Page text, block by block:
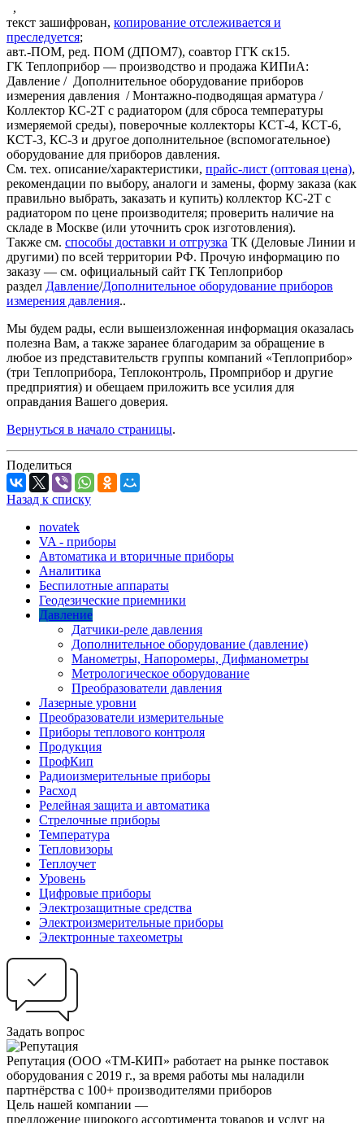
,
текст зашифрован, копирование отслеживается и
преследуется;
авт.-ПОМ, ред. ПОМ (ДПОМ7), соавтор ГГК ск15.
ГК Теплоприбор — производство и продажа КИПиА:
Давление / Дополнительное оборудование приборов
измерения давления / Монтажно-подводящая арматура /
Коллектор КС-2Т с радиатором (для сброса температуры
измеряемой среды), поверочные коллекторы КСТ-4, КСТ-6,
КСТ-3, КС-3 и другое дополнительное (вспомогательное)
оборудование для приборов давления.
См. тех. описание/характеристики, прайс-лист (оптовая цена),
рекомендации по выбору, аналоги и замены, форму заказа (как
правильно выбрать, заказать и купить) коллектор КС-2Т с
радиатором по цене производителя; проверить наличие на
складе в Москве (или уточнить срок изготовления).
Также см. способы доставки и отгрузка ТК (Деловые Линии и
другими) по всей территории РФ. Прочую информацию по
заказу — см. официальный сайт ГК Теплоприбор
раздел Давление/Дополнительное оборудование приборов
измерения давления..
Мы будем рады, если вышеизложенная информация оказалась
полезна Вам, а также заранее благодарим за обращение в
любое из представительств группы компаний «Теплоприбор»
(три Теплоприбора, Теплоконтроль, Промприбор и другие
предприятия) и обещаем приложить все усилия для
оправдания Вашего доверия.
Вернуться в начало страницы.
Поделиться
Назад к списку
novatek
VA - приборы
Автоматика и вторичные приборы
Аналитика
Беспилотные аппараты
Геодезические приемники
Давление
Датчики-реле давления
Дополнительное оборудование (давление)
Манометры, Напоромеры, Дифманометры
Метрологическое оборудование
Преобразователи давления
Лазерные уровни
Преобразователи измерительные
Приборы теплового контроля
Продукция
ПрофКип
Радиоизмерительные приборы
Расход
Релейная защита и автоматика
Стрелочные приборы
Температура
Тепловизоры
Теплоучет
Уровень
Цифровые приборы
Электрозащитные средства
Электроизмерительные приборы
Электронные тахеометры
Задать вопрос
Репутация (ООО «ТМ-КИП» работает на рынке поставок
оборудования с 2019 г., за время работы мы наладили
партнёрства с 100+ производителями приборов
Цель нашей компании —
предложение широкого ассортимента товаров и услуг на